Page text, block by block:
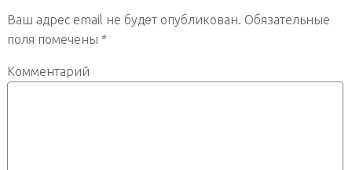
Ваш адрес email не будет опубликован. Обязательные
поля помечены *
Комментарий